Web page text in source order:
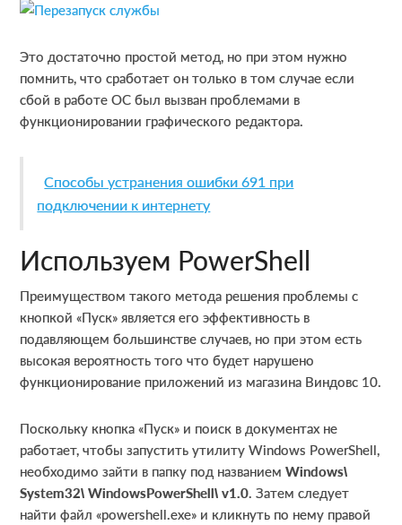
Это достаточно простой метод, но при этом нужно
помнить, что сработает он только в том случае если
сбой в работе ОС был вызван проблемами в
функционировании графического редактора.
Способы устранения ошибки 691 при
подключении к интернету
Используем PowerShell
Преимуществом такого метода решения проблемы с
кнопкой «Пуск» является его эффективность в
подавляющем большинстве случаев, но при этом есть
высокая вероятность того что будет нарушено
функционирование приложений из магазина Виндовс 10.
Поскольку кнопка «Пуск» и поиск в документах не
работает, чтобы запустить утилиту Windows PowerShell,
необходимо зайти в папку под названиемWindows\
System32\ WindowsPowerShell\ v1.0. Затем следует
найти файл «powershell.exe» и кликнуть по нему правой